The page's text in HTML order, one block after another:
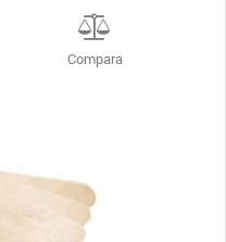
Compara